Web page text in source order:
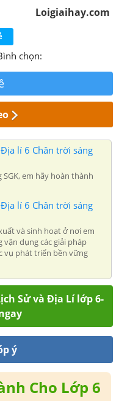
Loigiaihay.com
chọn:
lí 6 Chân trời sáng
em hãy hoàn thành
lí 6 Chân trời sáng
và sinh hoạt ở nơi em
vận dụng các giải pháp
vụ phát triển bền vững
Sử và Địa Lí lớp 6-
ý
Cho Lớp 6